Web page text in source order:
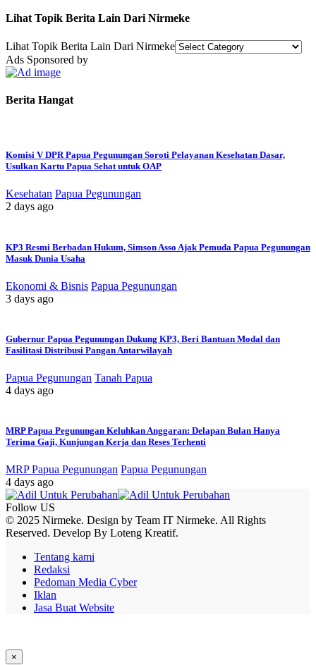
Lihat Topik Berita Lain Dari Nirmeke
Lihat Topik Berita Lain Dari Nirmeke
Ads Sponsored by
Berita Hangat
Komisi V DPR Papua Pegunungan Soroti Pelayanan Kesehatan Dasar,
Usulkan Kartu Papua Sehat untuk OAP
Kesehatan Papua Pegunungan
2 days ago
KP3 Resmi Berbadan Hukum, Simson Asso Ajak Pemuda Papua Pegunungan
Masuk Dunia Usaha
Ekonomi & Bisnis Papua Pegunungan
3 days ago
Gubernur Papua Pegunungan Dukung KP3, Beri Bantuan Modal dan
Fasilitasi Distribusi Pangan Antarwilayah
Papua Pegunungan Tanah Papua
4 days ago
MRP Papua Pegunungan Keluhkan Anggaran: Delapan Bulan Hanya
Terima Gaji, Kunjungan Kerja dan Reses Terhenti
MRP Papua Pegunungan Papua Pegunungan
4 days ago
Follow US
© 2025 Nirmeke. Design by Team IT Nirmeke. All Rights
Reserved. Develop By Loteng Kreatif.
Tentang kami
Redaksi
Pedoman Media Cyber
Iklan
Jasa Buat Website
×